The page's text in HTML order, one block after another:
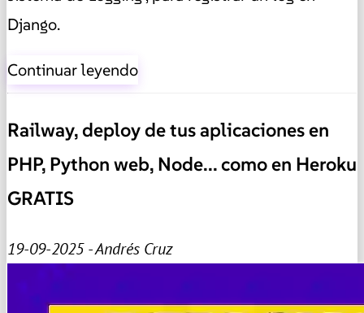
Django.
Continuar leyendo
Railway, deploy de tus aplicaciones en
PHP, Python web, Node... como en Heroku
GRATIS
19-09-2025 - Andrés Cruz